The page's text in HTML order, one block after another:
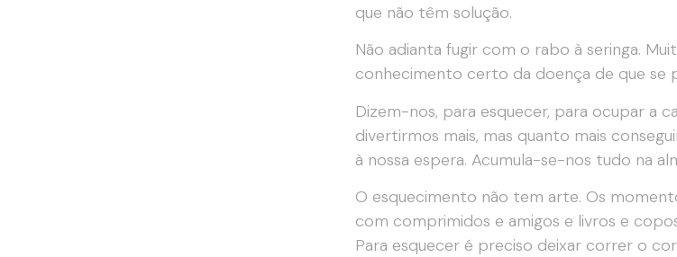
que não têm solução.
Não adianta fugir com o rabo à seringa.
conhecimento certo da doença de que se
Dizem-nos, para esquecer, para ocupar a
divertirmos mais, mas quanto mais
à nossa espera. Acumula-se-nos tudo na
O esquecimento não tem arte. Os
com comprimidos e amigos e livros e
Para esquecer é preciso deixar correr o